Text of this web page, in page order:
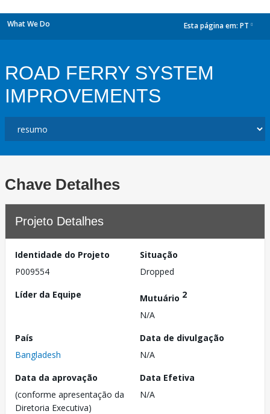
What We Do Esta página em: PT
ROAD FERRY SYSTEM
IMPROVEMENTS
Chave Detalhes
Projeto Detalhes
Identidade do Projeto
P009554
Situação
Dropped
Líder da Equipe
Mutuário 2
N/A
País
Bangladesh
Data de divulgação
N/A
Data da aprovação
(conforme apresentação da
Diretoria Executiva)
Data Efetiva
N/A